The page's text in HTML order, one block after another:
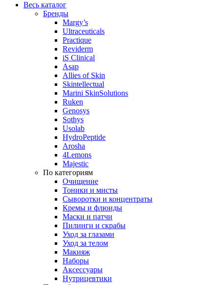
Весь каталог
Бренды
Margy’s
Ultraceuticals
Practique
Reviderm
iS Clinical
Asap
Allies of Skin
Skintellectual
Marini SkinSolutions
Ruken
Genosys
Sothys
Usolab
HydroPeptide
Arosha
4Lemons
Majestic
По категориям
Очищение
Тоники и мисты
Сыворотки и концентраты
Кремы и флюиды
Маски и патчи
Пилинги и скрабы
Уход за глазами
Уход за телом
Макияж
Наборы
Аксессуары
Нутрицевтики